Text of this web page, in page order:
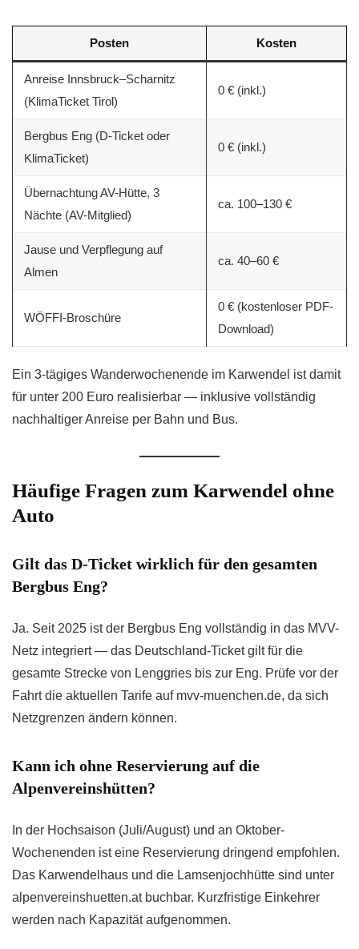
Posten Kosten
Anreise Innsbruck–Scharnitz
(KlimaTicket Tirol)
0 € (inkl.)
Bergbus Eng (D-Ticket oder
KlimaTicket)
0 € (inkl.)
Übernachtung AV-Hütte, 3
Nächte (AV-Mitglied)
ca. 100–130 €
Jause und Verpflegung auf
Almen
ca. 40–60 €
WÖFFI-Broschüre
0 € (kostenloser PDF-
Download)
Ein 3-tägiges Wanderwochenende im Karwendel ist damit
für unter 200 Euro realisierbar — inklusive vollständig
nachhaltiger Anreise per Bahn und Bus.
Häufige Fragen zum Karwendel ohne
Auto
Gilt das D-Ticket wirklich für den gesamten
Bergbus Eng?
Ja. Seit 2025 ist der Bergbus Eng vollständig in das MVV-
Netz integriert — das Deutschland-Ticket gilt für die
gesamte Strecke von Lenggries bis zur Eng. Prüfe vor der
Fahrt die aktuellen Tarife auf mvv-muenchen.de, da sich
Netzgrenzen ändern können.
Kann ich ohne Reservierung auf die
Alpenvereinshütten?
In der Hochsaison (Juli/August) und an Oktober-
Wochenenden ist eine Reservierung dringend empfohlen.
Das Karwendelhaus und die Lamsenjochhütte sind unter
alpenvereinshuetten.at buchbar. Kurzfristige Einkehrer
werden nach Kapazität aufgenommen.